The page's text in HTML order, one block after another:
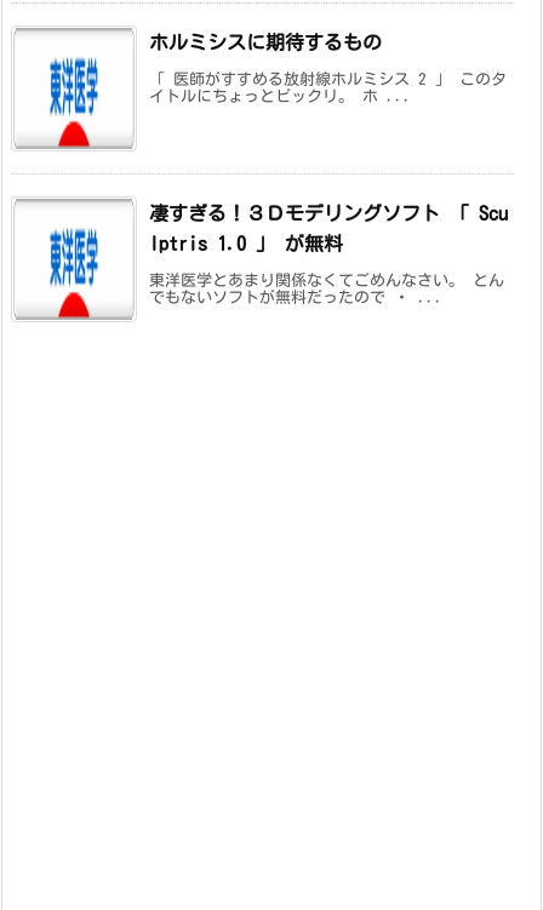
ホルミシスに期待するもの
「 医師がすすめる放射線ホルミシス 2 」 このタ
イトルにちょっとビックリ。 ホ ...
凄すぎる！３Ｄモデリングソフト 「 Scu
lptris 1.0 」 が無料
東洋医学とあまり関係なくてごめんなさい。 とん
でもないソフトが無料だったので ・ ...